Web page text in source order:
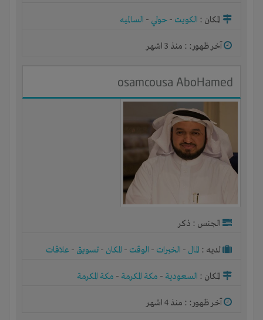
المكان : الكويت - حولي - السالميه
آخر ظهور: : منذ 3 اشهر
osamcousa AboHamed
الجنس : ذكر
لديـه : المال - الخبرات - الوقت - المكان - تسويق - علاقات
المكان : السعودية - مكة المكرمة - مكة المكرمة
آخر ظهور: : منذ 4 اشهر